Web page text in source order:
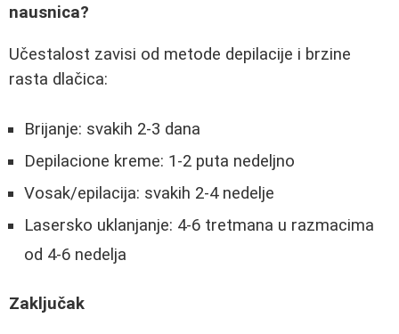
nausnica?
Učestalost zavisi od metode depilacije i brzine
rasta dlačica:
Brijanje: svakih 2-3 dana
Depilacione kreme: 1-2 puta nedeljno
Vosak/epilacija: svakih 2-4 nedelje
Lasersko uklanjanje: 4-6 tretmana u razmacima
od 4-6 nedelja
Zaključak